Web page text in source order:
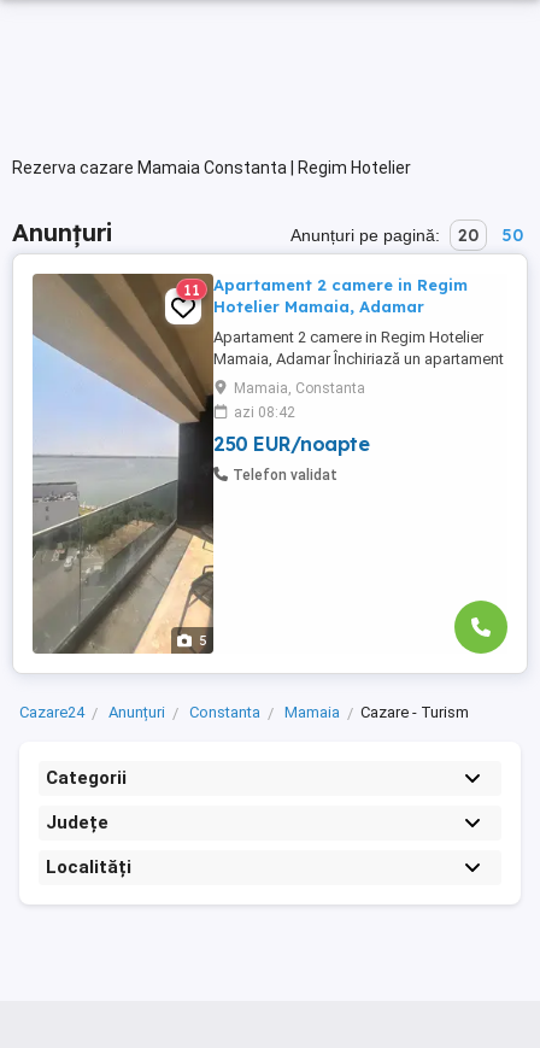
Rezerva cazare Mamaia Constanta | Regim Hotelier
Anunțuri Anunțuri pe pagină: 20 50
5
11
Apartament 2 camere in Regim
Hotelier Mamaia, Adamar
Apartament 2 camere in Regim Hotelier
Mamaia, Adamar Închiriază un apartament
modern cu 2 camere situat în stațiunea
Mamaia, la etajul 8 al clădirii Adamar, ideal
pentru un sejur relaxant la malul mării.
Apartamentul este complet mobilat și
utilat, oferind confortul unei locuințe de
Mamaia, Constanta
azi 08:42
250 EUR/noapte
Telefon validat
Cazare24 Anunțuri Constanta Mamaia Cazare - Turism
Categorii
Județe
Localități